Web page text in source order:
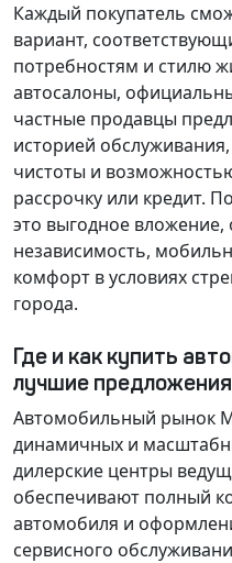
Каждый покупатель
вариант,
потребностям и стилю
автосалоны,
частные продавцы
историей
чистоты и
рассрочку или кредит.
это выгодное
независимость,
комфорт в условиях
города.
Где и как купить
лучшие
Автомобильный рынок
динамичных и
дилерские центры
обеспечивают полный
автомобиля и
сервисного